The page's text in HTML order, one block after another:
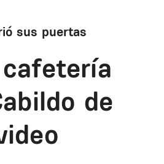
sus puertas
de